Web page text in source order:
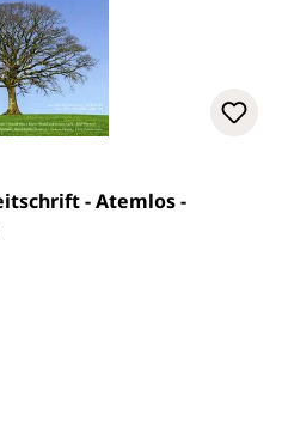
- Atemlos -